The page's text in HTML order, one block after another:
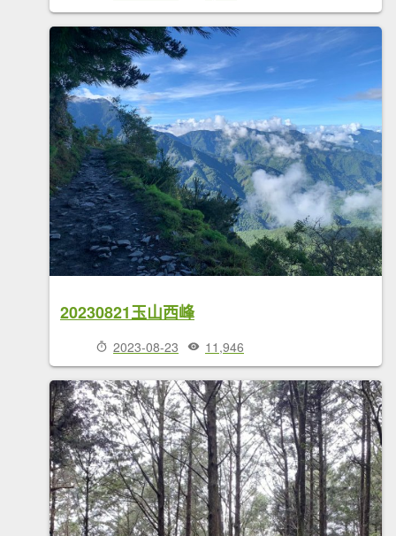
20230821玉山西峰
2023-08-23 11,946